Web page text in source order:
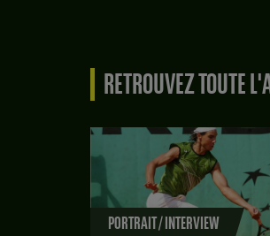
RETROUVEZ TOUTE
PORTRAIT / INTERVIEW